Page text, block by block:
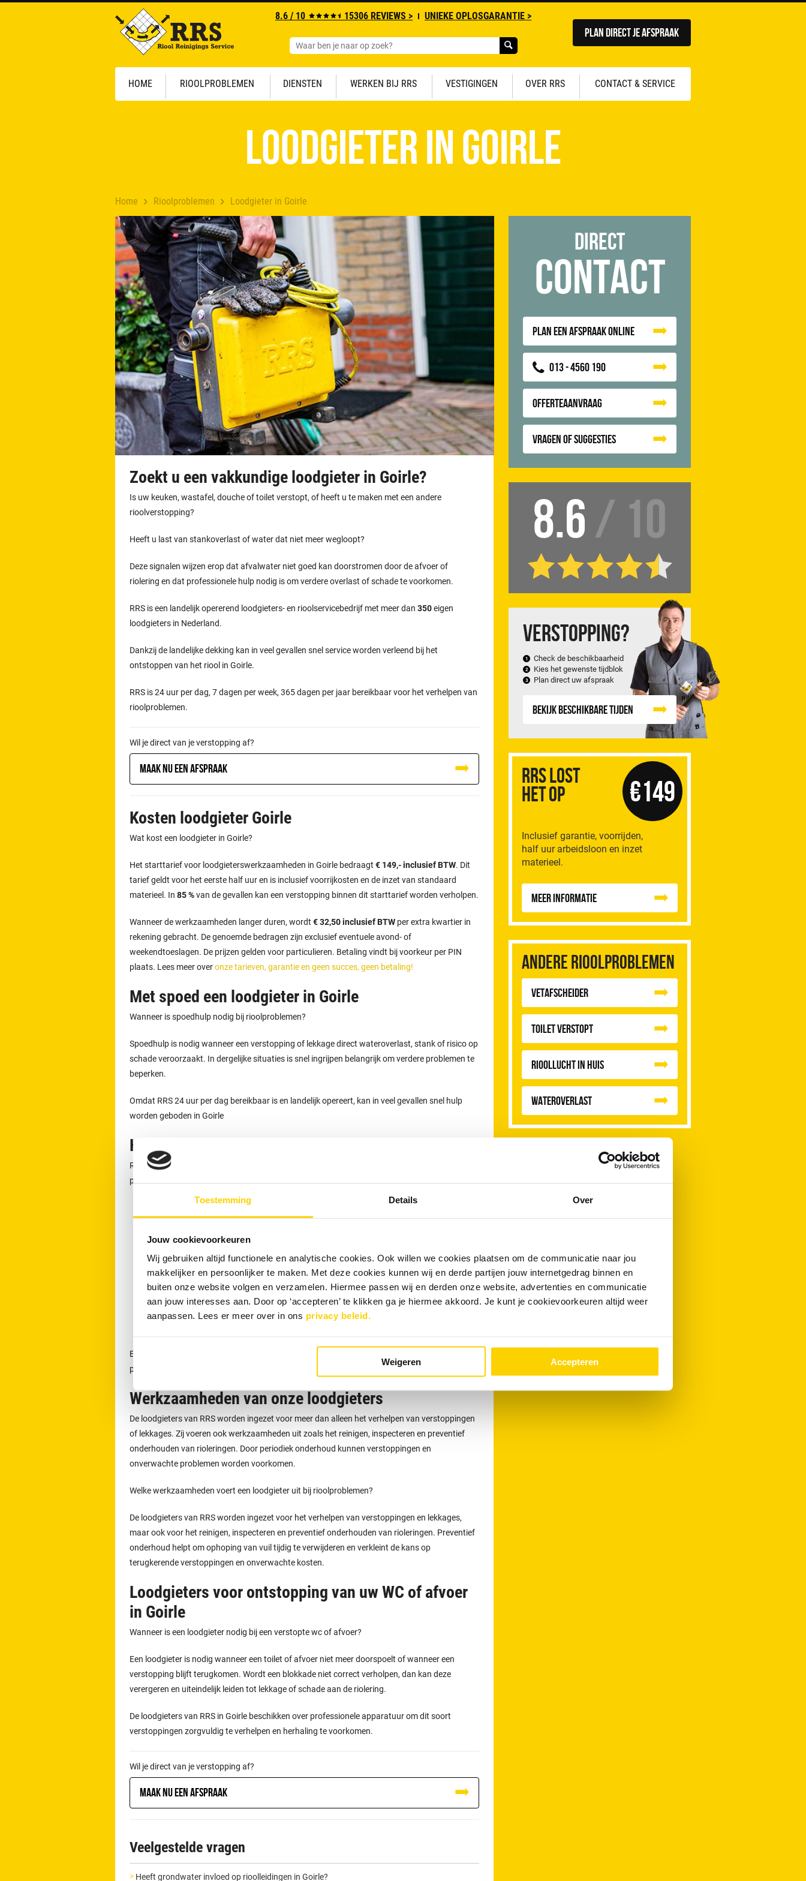
Toestemming Details Over
Jouw cookievoorkeuren
Wij gebruiken altijd functionele en analytische cookies. Ook willen we cookies plaatsen om de communicatie naar jou
makkelijker en persoonlijker te maken. Met deze cookies kunnen wij en derde partijen jouw internetgedrag binnen en
buiten onze website volgen en verzamelen. Hiermee passen wij en derden onze website, advertenties en communicatie
aan jouw interesses aan. Door op ‘accepteren’ te klikken ga je hiermee akkoord. Je kunt je cookievoorkeuren altijd weer
aanpassen. Lees er meer over in ons privacy beleid.
Weigeren Accepteren
8.6 / 10 15306 REVIEWS > UNIEKE OPLOSGARANTIE >
Plan direct je afspraak
HOME RIOOLPROBLEMEN DIENSTEN WERKEN BIJ RRS VESTIGINGEN OVER RRS CONTACT & SERVICE
Home Rioolproblemen Loodgieter in Goirle
Loodgieter in Goirle
Zoekt u een vakkundige loodgieter in Goirle?
Is uw keuken, wastafel, douche of toilet verstopt, of heeft u te maken met een andere
rioolverstopping?
Heeft u last van stankoverlast of water dat niet meer wegloopt?
Deze signalen wijzen erop dat afvalwater niet goed kan doorstromen door de afvoer of
riolering en dat professionele hulp nodig is om verdere overlast of schade te voorkomen.
RRS is een landelijk opererend loodgieters- en rioolservicebedrijf met meer dan 350eigen
loodgieters in Nederland.
Dankzij de landelijke dekking kan in veel gevallen snel service worden verleend bij het
ontstoppen van het riool in Goirle.
RRS is 24 uur per dag, 7 dagen per week, 365 dagen per jaar bereikbaar voor het verhelpen van
rioolproblemen.
Wil je direct van je verstopping af?
Maak nu een afspraak
Kosten loodgieter Goirle
Wat kost een loodgieter in Goirle?
Het starttarief voor loodgieterswerkzaamheden in Goirle bedraagt € 149,- inclusief BTW. Dit
tarief geldt voor het eerste half uur en is inclusief voorrijkosten en de inzet van standaard
materieel. In 85 %van de gevallen kan een verstopping binnen dit starttarief worden verholpen.
Wanneer de werkzaamheden langer duren, wordt € 32,50 inclusief BTW per extra kwartier in
rekening gebracht. De genoemde bedragen zijn exclusief eventuele avond- of
weekendtoeslagen. De prijzen gelden voor particulieren. Betaling vindt bij voorkeur per PIN
plaats. Lees meer overonze tarieven, garantie en geen succes, geen betaling!
Met spoed een loodgieter in Goirle
Wanneer is spoedhulp nodig bij rioolproblemen?
Spoedhulp is nodig wanneer een verstopping of lekkage direct wateroverlast, stank of risico op
schade veroorzaakt. In dergelijke situaties is snel ingrijpen belangrijk om verdere problemen te
beperken.
Omdat RRS 24 uur per dag bereikbaar is en landelijk opereert, kan in veel gevallen snel hulp
worden geboden in Goirle
Het werkgebied van RRS Goirle
RRS Goirle biedt loodgietersservice in de gehele provincie Noord Brabant. Ook in omliggende
plaatsen kunt u terecht voor hulp bij rioolproblemen.
Oisterwijk
Waalwijk
Haaren
Een afspraak voor het ontstoppen van uw afvoer
per dag telefonisch contact opnemen via
Werkzaamheden van onze loodgieters
De loodgieters van RRS worden ingezet voor meer dan alleen het verhelpen van verstoppingen
of lekkages. Zij voeren ook werkzaamheden uit zoals het reinigen, inspecteren en preventief
onderhouden van rioleringen. Door periodiek onderhoud kunnen verstoppingen en
onverwachte problemen worden voorkomen.
Welke werkzaamheden voert een loodgieter uit bij rioolproblemen?
De loodgieters van RRS worden ingezet voor het verhelpen van verstoppingen en lekkages,
maar ook voor het reinigen, inspecteren en preventief onderhouden van rioleringen. Preventief
onderhoud helpt om ophoping van vuil tijdig te verwijderen en verkleint de kans op
terugkerende verstoppingen en onverwachte kosten.
Loodgieters voor ontstopping van uw WC of afvoer
in Goirle
Wanneer is een loodgieter nodig bij een verstopte wc of afvoer?
Een loodgieter is nodig wanneer een toilet of afvoer niet meer doorspoelt of wanneer een
verstopping blijft terugkomen. Wordt een blokkade niet correct verholpen, dan kan deze
verergeren en uiteindelijk leiden tot lekkage of schade aan de riolering.
De loodgieters van RRS in Goirle beschikken over professionele apparatuur om dit soort
verstoppingen zorgvuldig te verhelpen en herhaling te voorkomen.
Wil je direct van je verstopping af?
Maak nu een afspraak
Veelgestelde vragen
Heeft grondwater invloed op rioolleidingen in Goirle?
Direct
Contact
Plan een afspraak online
013 - 4560 190
Offerteaanvraag
Vragen of suggesties
8.6 / 10
Verstopping?
Check de beschikbaarheid
Kies het gewenste tijdblok
Plan direct uw afspraak
Bekijk beschikbare tijden
RRS Lost
het op
Inclusief garantie, voorrijden,
half uur arbeidsloon en inzet
materieel.
€149
Meer informatie
Andere rioolproblemen
vetafscheider
Toilet Verstopt
Rioollucht in huis
Wateroverlast